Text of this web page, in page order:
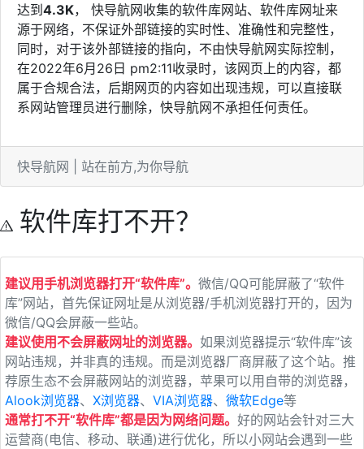
同时，对于该外部链接的指向，不由快导航网实际控制，
在2022年6月26日 pm2:11收录时，该网页上的内容，都
属于合规合法，后期网页的内容如出现违规，可以直接联
系网站管理员进行删除，快导航网不承担任何责任。
软件库打不开？
微信/QQ会屏蔽一些站。
建议使用不会屏蔽网址的浏览器。如果浏览器提示“软件库”该
网站违规，并非真的违规。而是浏览器厂商屏蔽了这个站。推
荐原生态不会屏蔽网站的浏览器，苹果可以用自带的浏览器，
Alook浏览器、X浏览器、 VIA浏览器、微软Edge等
通常打不开“软件库”都是因为网络问题。好的网站会针对三大
运营商(电信、移动、联通)进行优化，所以小网站会遇到一些
网络打不开。可以来快导航网寻找“软件库”最新网址、“软件
库”发布页和“软件库”备用网址。一劳永逸的话，我们推荐使用